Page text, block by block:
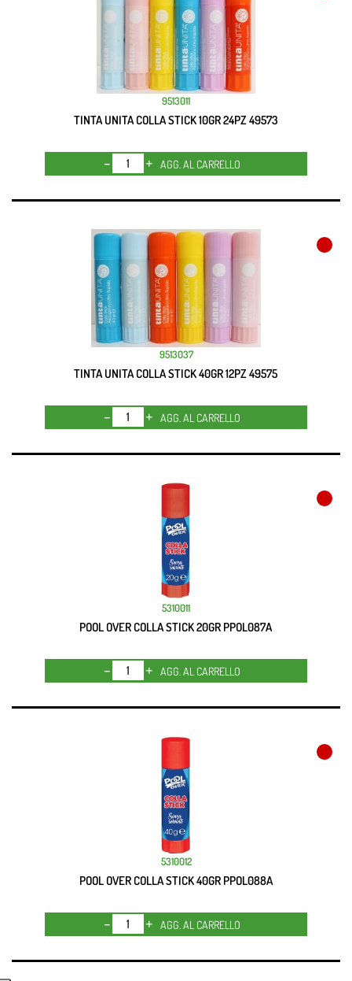
9513011
TINTA UNITA COLLA STICK 10GR 24PZ 49573
Quantità
AGG. AL CARRELLO
9513037
TINTA UNITA COLLA STICK 40GR 12PZ 49575
Quantità
AGG. AL CARRELLO
5310011
POOL OVER COLLA STICK 20GR PPOL087A
Quantità
AGG. AL CARRELLO
5310012
POOL OVER COLLA STICK 40GR PPOL088A
Quantità
AGG. AL CARRELLO